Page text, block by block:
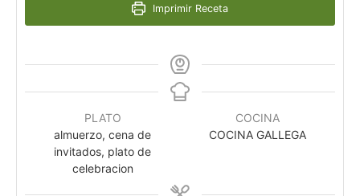
Imprimir Receta
PLATO
almuerzo, cena de
invitados, plato de
celebracion
COCINA
COCINA GALLEGA